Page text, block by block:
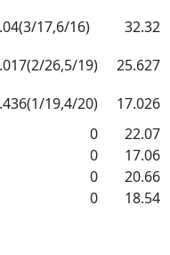
17,6/16) 32.32
26,5/19) 25.627
19,4/20) 17.026
0 22.07
0 17.06
0 20.66
0 18.54